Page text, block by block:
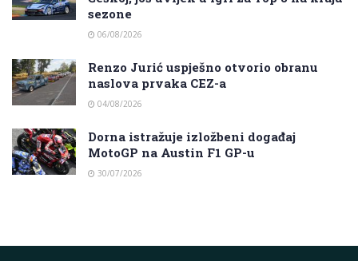
sezone
06/08/2026
Renzo Jurić uspješno otvorio obranu
naslova prvaka CEZ-a
04/08/2026
Dorna istražuje izložbeni događaj
MotoGP na Austin F1 GP-u
30/07/2026